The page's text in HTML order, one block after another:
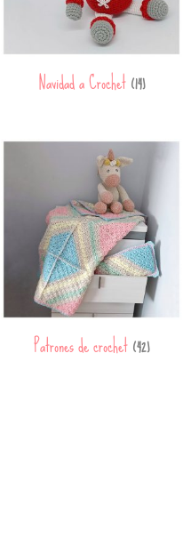
Navidad a Crochet(14)
Patrones de crochet(42)